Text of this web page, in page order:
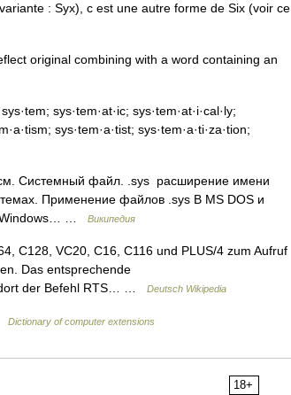
: Syx), c est une autre forme de Six (voir ce
original combining with a word containing an
sys·tem·at·ic; sys·tem·at·i·cal·ly;
sys·tem·a·tist; sys·tem·a·ti·za·tion;
Системный файл. .sys расширение имени
Применение файлов .sys В MS DOS и
Windows… …
Википедия
C128, VC20, C16, C116 und PLUS/4 zum Aufruf
Das entsprechende
dort der Befehl RTS… …
Deutsch Wikipedia
Dictionary of computer extensions
18+